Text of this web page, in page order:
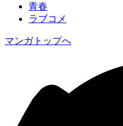
青春
ラブコメ
マンガトップへ